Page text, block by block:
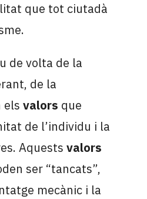
que tot ciutadà
de volta de la
de la
els valors que
de l’individu i la
Aquests valors
ser “tancats”,
mecànic i la